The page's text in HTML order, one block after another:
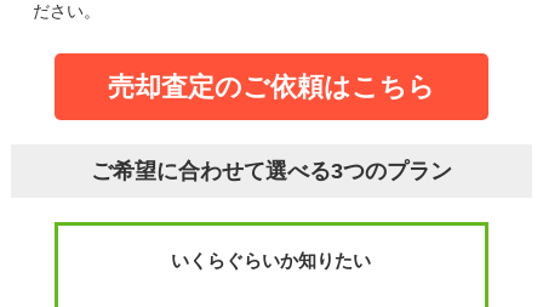
ださい。
売却査定のご依頼はこちら
ご希望に合わせて選べる3つのプラン
いくらぐらいか知りたい